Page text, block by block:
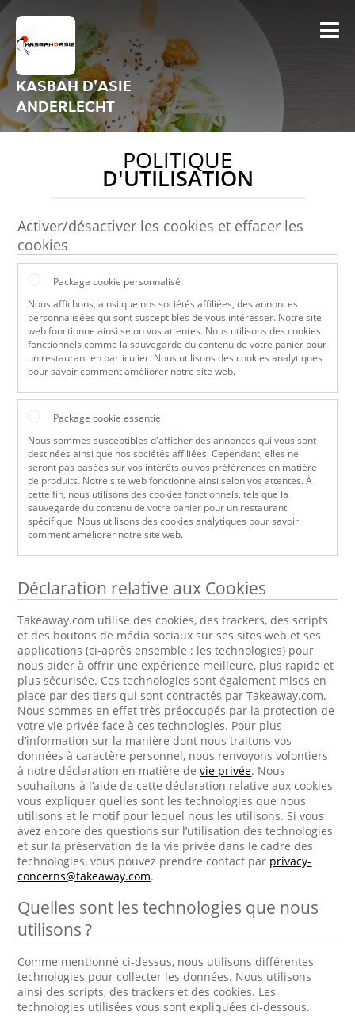
KASBAH D'ASIE
ANDERLECHT
POLITIQUE
D'UTILISATION
Activer/désactiver les cookies et effacer les
cookies
Package cookie personnalisé
Nous affichons, ainsi que nos sociétés affiliées, des annonces
personnalisées qui sont susceptibles de vous intéresser. Notre site
web fonctionne ainsi selon vos attentes. Nous utilisons des cookies
fonctionnels comme la sauvegarde du contenu de votre panier pour
un restaurant en particulier. Nous utilisons des cookies analytiques
pour savoir comment améliorer notre site web.
Package cookie essentiel
Nous sommes susceptibles d'afficher des annonces qui vous sont
destinées ainsi que nos sociétés affiliées. Cependant, elles ne
seront pas basées sur vos intérêts ou vos préférences en matière
de produits. Notre site web fonctionne ainsi selon vos attentes. À
cette fin, nous utilisons des cookies fonctionnels, tels que la
sauvegarde du contenu de votre panier pour un restaurant
spécifique. Nous utilisons des cookies analytiques pour savoir
comment améliorer notre site web.
Déclaration relative aux Cookies
Takeaway.com utilise des cookies, des trackers, des scripts
et des boutons de média sociaux sur ses sites web et ses
applications (ci-après ensemble : les technologies) pour
nous aider à offrir une expérience meilleure, plus rapide et
plus sécurisée. Ces technologies sont également mises en
place par des tiers qui sont contractés par Takeaway.com.
Nous sommes en effet très préoccupés par la protection de
votre vie privée face à ces technologies. Pour plus
d’information sur la manière dont nous traitons vos
données à caractère personnel, nous renvoyons volontiers
à notre déclaration en matière devie privée. Nous
souhaitons à l’aide de cette déclaration relative aux cookies
vous expliquer quelles sont les technologies que nous
utilisons et le motif pour lequel nous les utilisons. Si vous
avez encore des questions sur l’utilisation des technologies
et sur la préservation de la vie privée dans le cadre des
technologies, vous pouvez prendre contact par privacy-
concerns@takeaway.com.
Quelles sont les technologies que nous
utilisons ?
Comme mentionné ci-dessus, nous utilisons différentes
technologies pour collecter les données. Nous utilisons
ainsi des scripts, des trackers et des cookies. Les
technologies utilisées vous sont expliquées ci-dessous.